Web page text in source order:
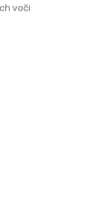
voči